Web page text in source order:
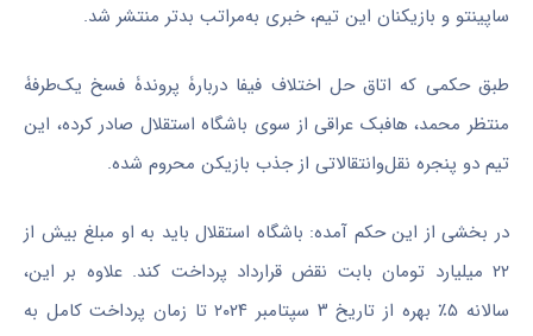
ساپینتو و بازیکنان این تیم، خبری به‌مراتب بدتر منتشر شد.
طبق حکمی که اتاق حل اختلاف فیفا دربارۀ پروندۀ فسخ یک‌طرفۀ
منتظر محمد، هافبک عراقی از سوی باشگاه استقلال صادر کرده، این
تیم دو پنجره نقل‌وانتقالاتی از جذب بازیکن محروم شده.
در بخشی از این حکم آمده: باشگاه استقلال باید به او مبلغ بیش از
۲۲ میلیارد تومان بابت نقض قرارداد پرداخت کند. علاوه بر این،
سالانه ۵٪ بهره از تاریخ ۳ سپتامبر ۲۰۲۴ تا زمان پرداخت کامل به